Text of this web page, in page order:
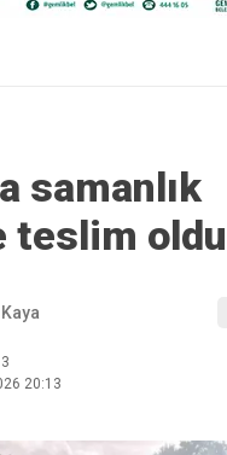
samanlık
teslim oldu
20:13